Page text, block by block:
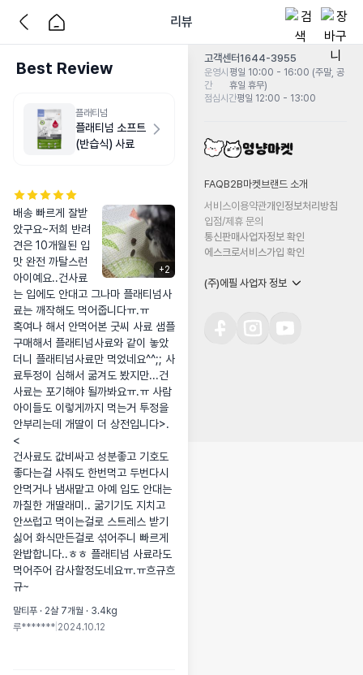
리뷰
Best Review
플래티넘
플래티넘 소프트
(반습식) 사료
+2
배송 빠르게 잘받
았구요~저희 반려
견은 10개월된 입
맛 완전 까탈스런
아이예요..건사료
는 입에도 안대고 그나마 플래티넘사
료는 깨작해도 먹어줍니다ㅠ.ㅠ
혹여나 해서 안먹어본 굿씨 사료 샘플
구매해서 플래티넘사료와 같이 놓았
더니 플래티넘사료만 먹었네요^^;; 사
료투정이 심해서 굶겨도 봤지만...건
사료는 포기해야 될까봐요ㅠ.ㅠ 사람
아이들도 이렇게까지 먹는거 투정을
안부리는데 개딸이 더 상전입니다>.
<
건사료도 값비싸고 성분좋고 기호도
좋다는걸 사줘도 한번먹고 두번다시
안먹거나 냄새맡고 아예 입도 안대는
까칠한 개딸래미.. 굶기기도 지치고
안쓰럽고 먹이는걸로 스트레스 받기
싫어 화식만든걸로 섞어주니 빠르게
완밥합니다..ㅎㅎ 플래티넘 사료라도
먹어주어 감사할정도네요ㅠ.ㅠ흐규흐
규~
말티푸 · 2살 7개월 · 3.4kg
루******* 2024.10.12
고객센터1644-3955
운영시
간
평일 10:00 - 16:00 (주말, 공
휴일 휴무)
점심시간평일 12:00 - 13:00
FAQB2B마켓 브랜드 소개
서비스이용약관개인정보처리방침
입점/제휴 문의
통신판매사업자정보 확인
에스크로서비스가입 확인
(주)에필 사업자 정보